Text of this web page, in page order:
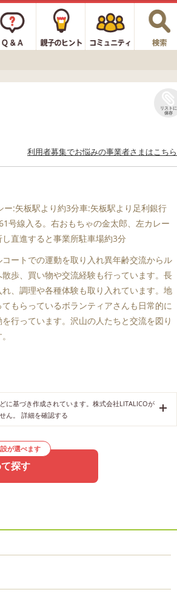
リストに
保存
利用者募集でお悩みの事業者さまはこちら
ー:矢板駅より約3分車:矢板駅より足利銀行
号線入る。右おもちゃの金太郎、左カレー
直進すると事業所駐車場約3分
ートでの運動を取り入れ異年齢交流からル
歩、買い物や交流経験も行っています。長
、調理や各種体験も取り入れています。地
もらっているボランティアさんも日常的に
行っています。沢山の人たちと交流を図り
に基づき作成されています。株式会社LITALICOが
ん。 詳細を確認する
が選べます
探す